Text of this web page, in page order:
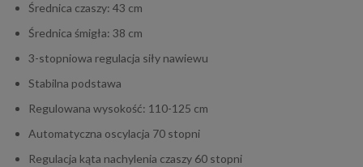
Średnica czaszy: 43 cm
Średnica śmigła: 38 cm
3-stopniowa regulacja siły nawiewu
Stabilna podstawa
Regulowana wysokość: 110-125 cm
Automatyczna oscylacja 70 stopni
Regulacja kąta nachylenia czaszy 60 stopni